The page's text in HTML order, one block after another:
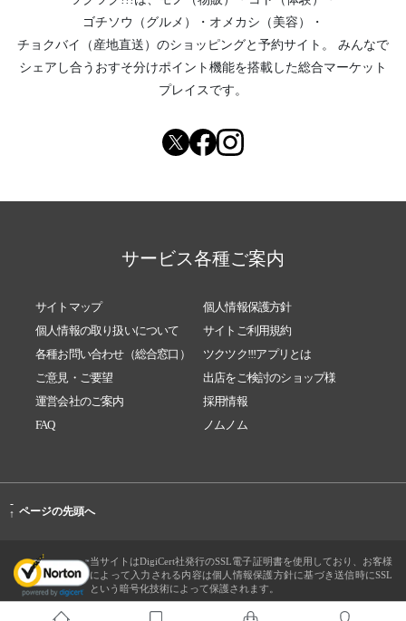
ゴチソウ（グルメ）
・ オメカシ（美容）
・
チョクバイ（産地直送） のショッピングと予約サイト。
みんなで
シェアし合う おすそ分けポイント機能を搭載した総合マーケット
プレイスです。
サービス各種ご案内
サイトマップ
個人情報保護方針
個人情報の取り扱いについて
サイトご利用規約
各種お問い合わせ（総合窓口）
ツクツク!!!アプリとは
ご意見・ご要望
出店をご検討のショップ様
運営会社のご案内
採用情報
FAQ
ノムノム
-
↑ ページの先頭へ
当サイトはDigiCert社発行のSSL電子証明書を使用しており、お客様
によって入力される内容は個人情報保護方針に基づき送信時にSSL
という暗号化技術によって保護されます。